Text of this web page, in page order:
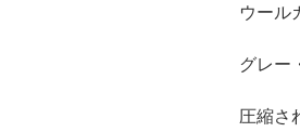
ウール
グレー
圧縮さ